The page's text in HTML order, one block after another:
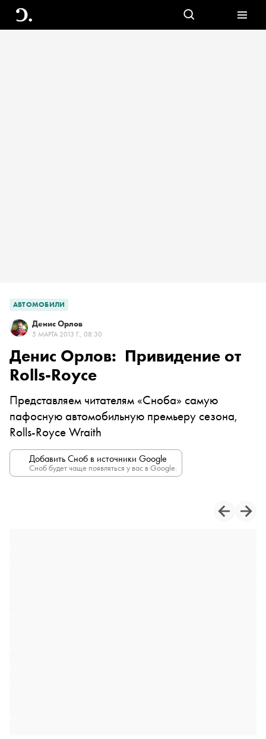
АВТОМОБИЛИ
Денис Орлов
5 МАРТА 2013 Г., 08:30
Денис Орлов: Привидение от
Rolls-Royce
Представляем читателям «Сноба» самую
пафосную автомобильную премьеру сезона,
Rolls-Royce Wraith
Добавить Сноб в источники Google
Сноб будет чаще появляться у вас в Google.